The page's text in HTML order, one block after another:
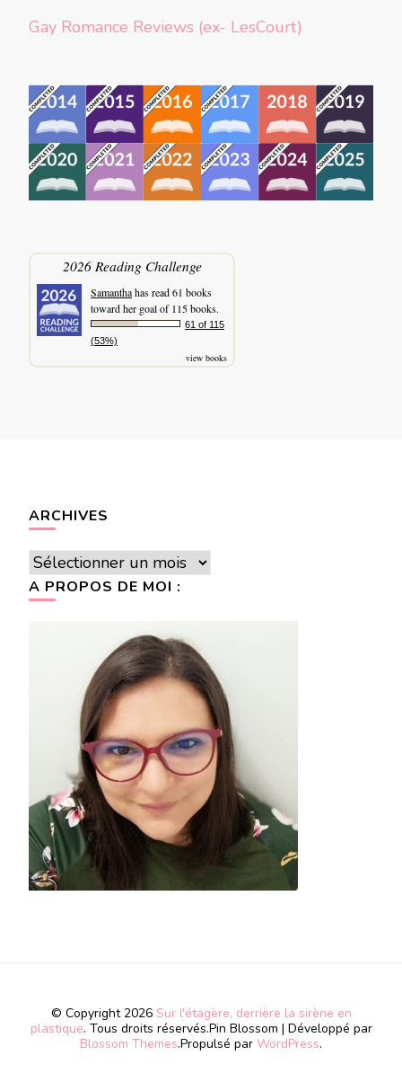
Gay Romance Reviews (ex- LesCourt)
2026 Reading Challenge
Samanthahas read 61 books
toward her goal of 115 books.
61 of 115
(53%)
view books
ARCHIVES
Archives
A PROPOS DE MOI :
© Copyright 2026 Sur l'étagère, derrière la sirène en
plastique. Tous droits réservés.Pin Blossom | Développé par
Blossom Themes.Propulsé par WordPress.